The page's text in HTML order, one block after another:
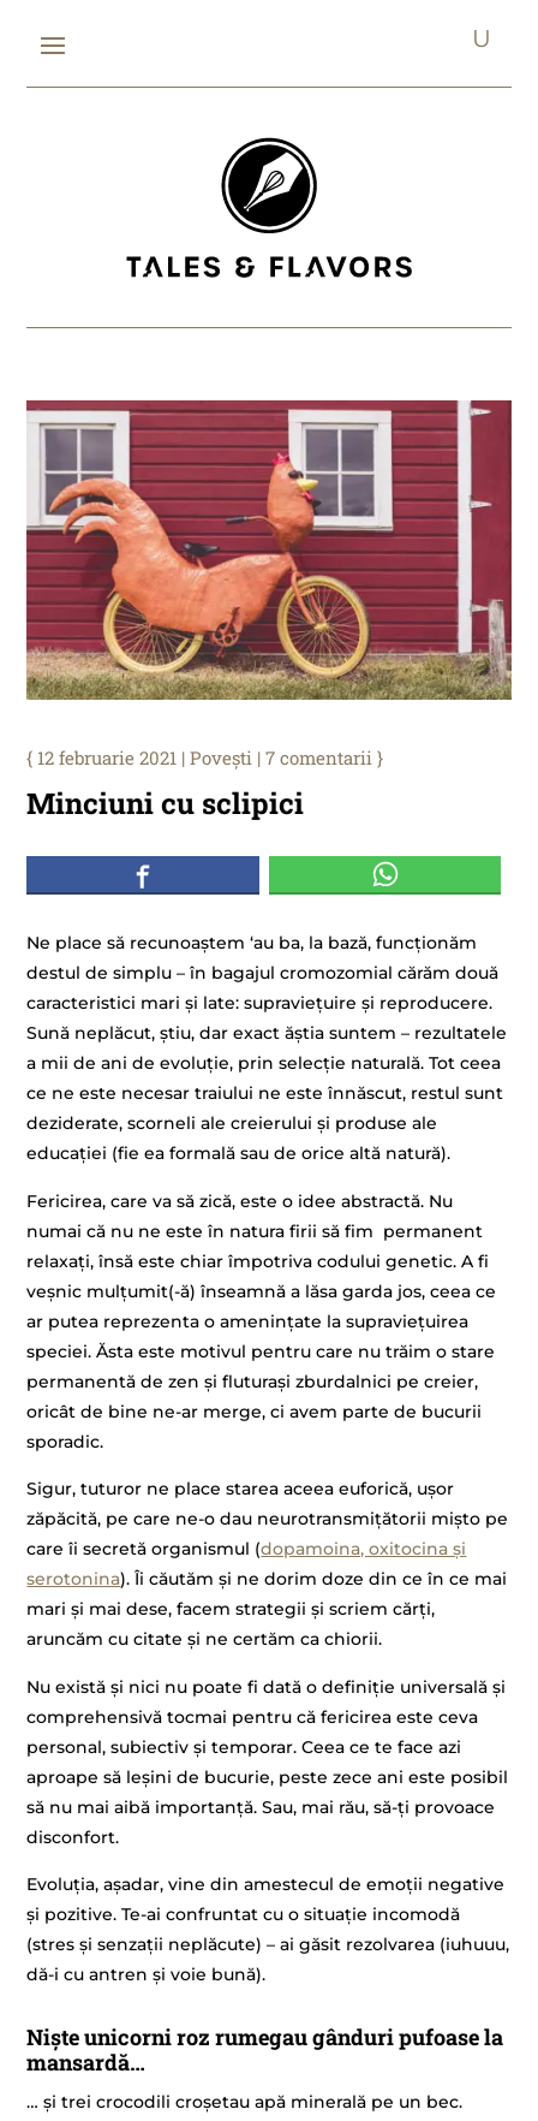
Minciuni cu sclipici
12 februarie 2021 |Povești |7 comentarii
Ne place să recunoaștem ‘au ba, la bază, funcționăm
destul de simplu – în bagajul cromozomial cărăm două
caracteristici mari și late: supraviețuire și reproducere.
Sună neplăcut, știu, dar exact ăștia suntem – rezultatele
a mii de ani de evoluție, prin selecție naturală. Tot ceea
ce ne este necesar traiului ne este înnăscut, restul sunt
deziderate, scorneli ale creierului și produse ale
educației (fie ea formală sau de orice altă natură).
Fericirea, care va să zică, este o idee abstractă. Nu
numai că nu ne este în natura firii să fim permanent
relaxați, însă este chiar împotriva codului genetic. A fi
veșnic mulțumit(-ă) înseamnă a lăsa garda jos, ceea ce
ar putea reprezenta o amenințate la supraviețuirea
speciei. Ăsta este motivul pentru care nu trăim o stare
permanentă de zen și fluturași zburdalnici pe creier,
oricât de bine ne-ar merge, ci avem parte de bucurii
sporadic.
Sigur, tuturor ne place starea aceea euforică, ușor
zăpăcită, pe care ne-o dau neurotransmițătorii mișto pe
care îi secretă organismul (dopamoina, oxitocina și
serotonina). Îi căutăm și ne dorim doze din ce în ce mai
mari și mai dese, facem strategii și scriem cărți,
aruncăm cu citate și ne certăm ca chiorii.
Nu există și nici nu poate fi dată o definiție universală și
comprehensivă tocmai pentru că fericirea este ceva
personal, subiectiv și temporar. Ceea ce te face azi
aproape să leșini de bucurie, peste zece ani este posibil
să nu mai aibă importanță. Sau, mai rău, să-ți provoace
disconfort.
Evoluția, așadar, vine din amestecul de emoții negative
și pozitive. Te-ai confruntat cu o situație incomodă
(stres și senzații neplăcute) – ai găsit rezolvarea (iuhuuu,
dă-i cu antren și voie bună).
Niște unicorni roz rumegau gânduri pufoase la
mansardă…
… și trei crocodili croșetau apă minerală pe un bec.